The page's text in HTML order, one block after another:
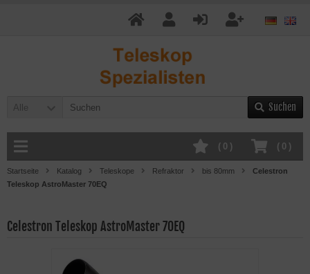
Alle Suchen
( 0 )
( 0 )
Startseite Katalog Teleskope Refraktor bis 80mm
Celestron
Teleskop AstroMaster 70EQ
Celestron Teleskop AstroMaster 70EQ